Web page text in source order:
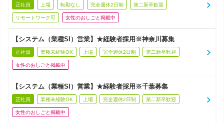
正社員 上場 転勤なし 完全週休2日制 第二新卒歓迎
リモートワーク可 女性のおしごと掲載中
【システム（業種SI）営業】★経験者採用※神奈川募集
正社員 業種未経験OK 上場 完全週休2日制 第二新卒歓迎
女性のおしごと掲載中
【システム（業種SI）営業】★経験者採用※千葉募集
正社員 業種未経験OK 上場 完全週休2日制 第二新卒歓迎
女性のおしごと掲載中